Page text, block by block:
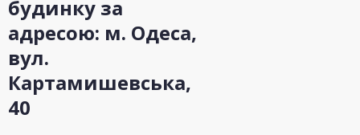
будинку за
адресою: м. Одеса,
вул.
Картамишевська,
40